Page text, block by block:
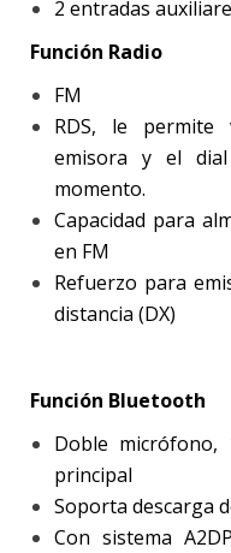
2 entradas
Función Radio
FM
RDS, le
emisora y el
momento.
Capacidad para
en FM
Refuerzo para
distancia (DX)
Función Bluetooth
Doble
principal
Soporta descarga
Con sistema